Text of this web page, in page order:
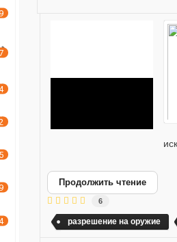
Продолжить чтение
6
разрешение на оружие